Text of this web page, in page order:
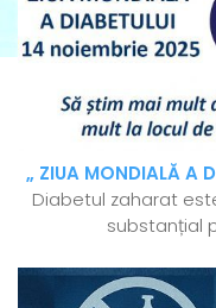
„ ZIUA MONDIALĂ A
Diabetul zaharat
substanțial